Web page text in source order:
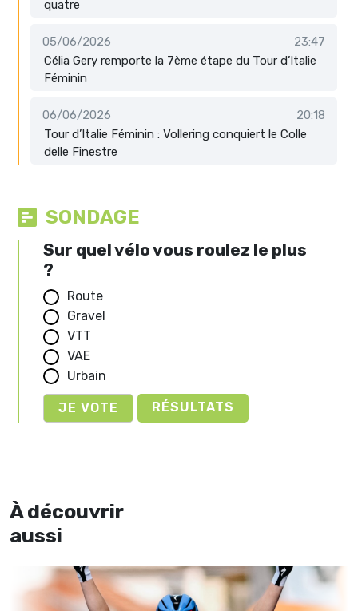
quatre
05/06/2026
23:47
Célia Gery remporte la 7ème étape du Tour d’Italie
Féminin
06/06/2026
20:18
Tour d’Italie Féminin : Vollering conquiert le Colle
delle Finestre
SONDAGE
Sur quel vélo vous roulez le plus
?
Route
Gravel
VTT
VAE
Urbain
RÉSULTATS
À découvrir
aussi